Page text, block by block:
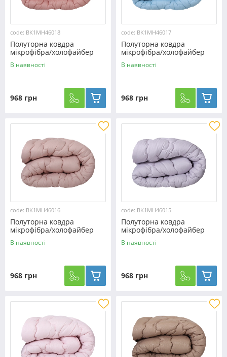
code: BK1MH46018
Полуторна ковдра
мікрофібра/холофайбер
№46018
В наявності
968 грн
code: BK1MH46017
Полуторна ковдра
мікрофібра/холофайбер
№46017
В наявності
968 грн
code: BK1MH46016
Полуторна ковдра
мікрофібра/холофайбер
№46016
В наявності
968 грн
code: BK1MH46015
Полуторна ковдра
мікрофібра/холофайбер
№46015
В наявності
968 грн